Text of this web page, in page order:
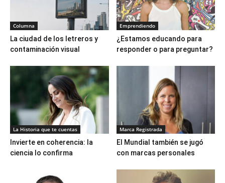
Columna
La ciudad de los letreros y
contaminación visual
Emprendiendo
¿Estamos educando para
responder o para preguntar?
La Historia que te cuentas
Invierte en coherencia: la
ciencia lo confirma
Marca Registrada
El Mundial también se jugó
con marcas personales